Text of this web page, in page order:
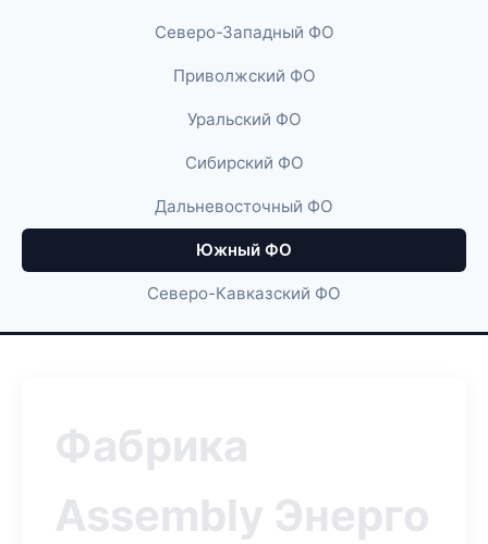
Северо-Западный ФО
Приволжский ФО
Уральский ФО
Сибирский ФО
Дальневосточный ФО
Южный ФО
Северо-Кавказский ФО
Фабрика
Assembly Энерго